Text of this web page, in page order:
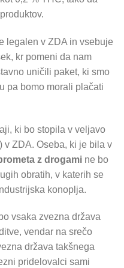
legalen v ZDA in vsebuje
kr pomeni da nam
uničili paket, ki smo
pa bomo morali plačati
ki bo stopila v veljavo
v ZDA. Oseba, ki je bila v
z drogami ne bo
obratih, v katerih se
konoplja.
vsaka zvezna država
vendar na srečo
država takšnega
pridelovalci sami